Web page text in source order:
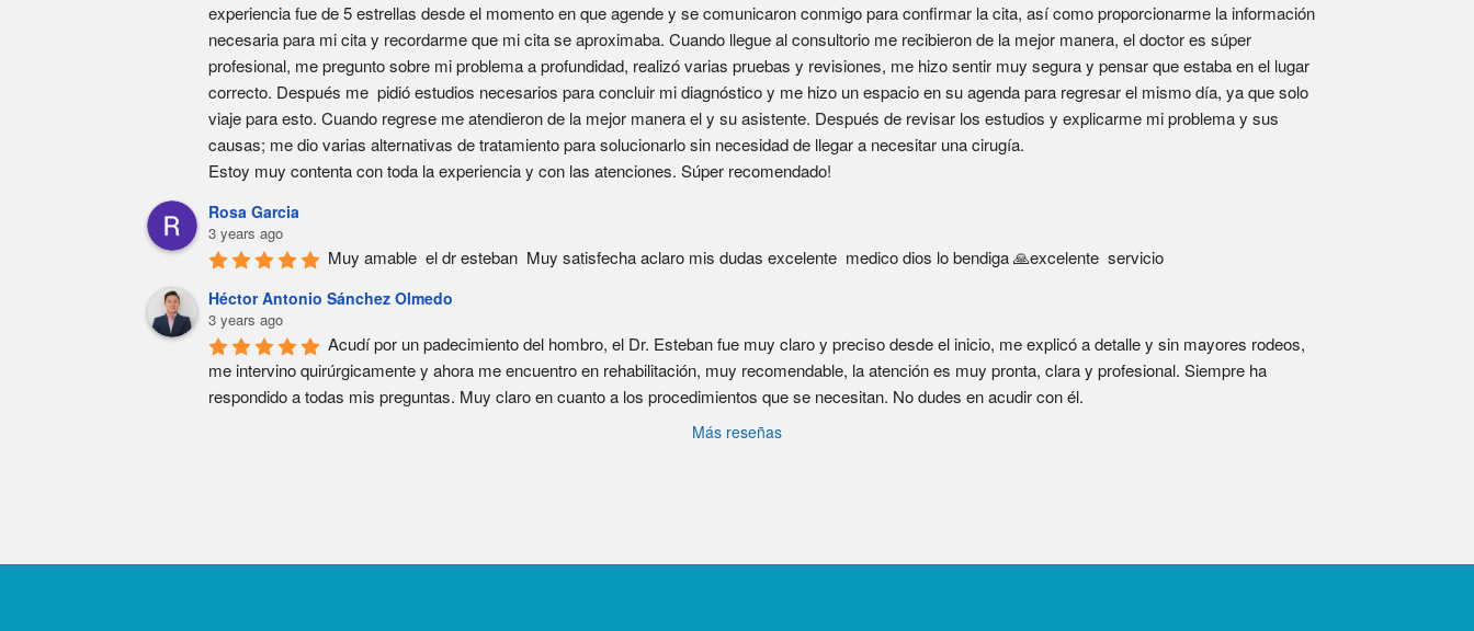
experiencia fue de 5 estrellas desde el momento en que agende y se comunicaron conmigo para confirmar la cita, así como proporcionarme la información
necesaria para mi cita y recordarme que mi cita se aproximaba. Cuando llegue al consultorio me recibieron de la mejor manera, el doctor es súper
profesional, me pregunto sobre mi problema a profundidad, realizó varias pruebas y revisiones, me hizo sentir muy segura y pensar que estaba en el lugar
correcto. Después me  pidió estudios necesarios para concluir mi diagnóstico y me hizo un espacio en su agenda para regresar el mismo día, ya que solo
viaje para esto. Cuando regrese me atendieron de la mejor manera el y su asistente. Después de revisar los estudios y explicarme mi problema y sus
causas; me dio varias alternativas de tratamiento para solucionarlo sin necesidad de llegar a necesitar una cirugía.
Estoy muy contenta con toda la experiencia y con las atenciones. Súper recomendado!
Rosa Garcia
3 years ago
Muy amable  el dr esteban  Muy satisfecha aclaro mis dudas excelente  medico dios lo bendiga 🙏excelente  servicio
Héctor Antonio Sánchez Olmedo
3 years ago
Acudí por un padecimiento del hombro, el Dr. Esteban fue muy claro y preciso desde el inicio, me explicó a detalle y sin mayores rodeos,
me intervino quirúrgicamente y ahora me encuentro en rehabilitación, muy recomendable, la atención es muy pronta, clara y profesional. Siempre ha
respondido a todas mis preguntas. Muy claro en cuanto a los procedimientos que se necesitan. No dudes en acudir con él.
Más reseñas